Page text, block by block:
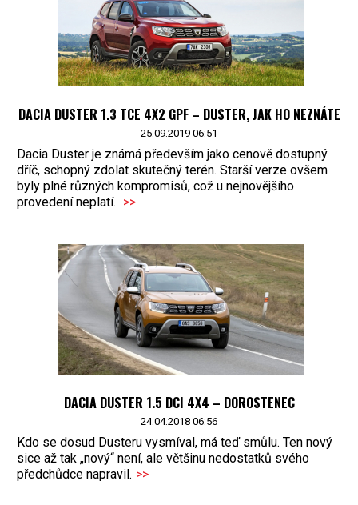
DACIA DUSTER 1.3 TCE 4X2 GPF – DUSTER, JAK HO NEZNÁTE
25.09.2019 06:51
Dacia Duster je známá především jako cenově dostupný
dříč, schopný zdolat skutečný terén. Starší verze ovšem
byly plné různých kompromisů, což u nejnovějšího
provedení neplatí. >>
DACIA DUSTER 1.5 DCI 4X4 – DOROSTENEC
24.04.2018 06:56
Kdo se dosud Dusteru vysmíval, má teď smůlu. Ten nový
sice až tak „nový“ není, ale většinu nedostatků svého
předchůdce napravil. >>